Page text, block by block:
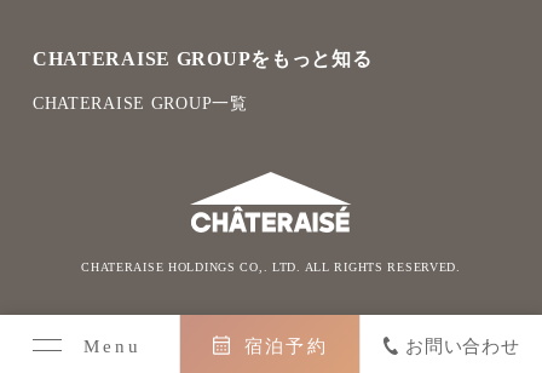
Menu 宿泊予約 お問い合わせ
CHATERAISE GROUPをもっと知る
CHATERAISE GROUP一覧
CHATERAISE HOLDINGS CO,. LTD. ALL RIGHTS RESERVED.